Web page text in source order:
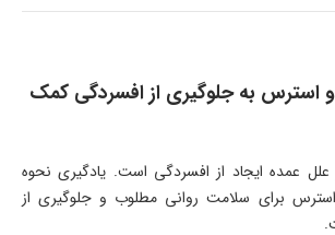
استرس به جلوگیری از افسردگی کمک
عمده ایجاد از افسردگی است. یادگیری نحوه
برای سلامت روانی مطلوب و جلوگیری از